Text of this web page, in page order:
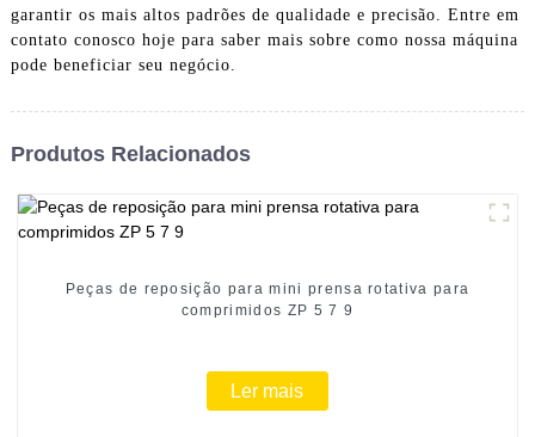
garantir os mais altos padrões de qualidade e precisão. Entre em
contato conosco hoje para saber mais sobre como nossa máquina
pode beneficiar seu negócio.
Produtos Relacionados
Peças de reposição para mini prensa rotativa para
comprimidos ZP 5 7 9
Ler mais